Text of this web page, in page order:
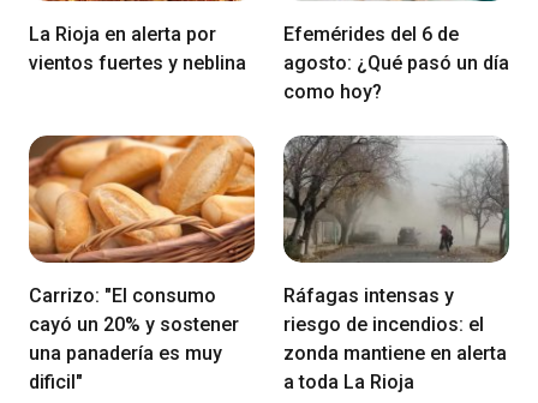
La Rioja en alerta por
vientos fuertes y neblina
Efemérides del 6 de
agosto: ¿Qué pasó un día
como hoy?
Carrizo: "El consumo
cayó un 20% y sostener
una panadería es muy
dificil"
Ráfagas intensas y
riesgo de incendios: el
zonda mantiene en alerta
a toda La Rioja